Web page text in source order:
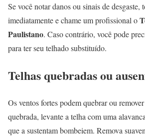
Se você notar danos ou sinais de desgaste,
imediatamente e chame um profissional o
Paulistano. Caso contrário, você pode
para ter seu telhado substituído.
Telhas quebradas ou
Os ventos fortes podem quebrar ou
quebrada, levante a telha com uma
que a sustentam bombeiem. Remova